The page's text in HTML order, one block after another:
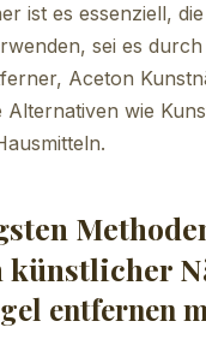
ist es essenziell,
sei es durch
Aceton
wie
künstlicher
entfernen